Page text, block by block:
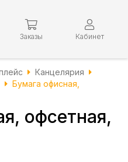
Заказы Кабинет
Канцелярия
Бумага офисная,
офсетная,